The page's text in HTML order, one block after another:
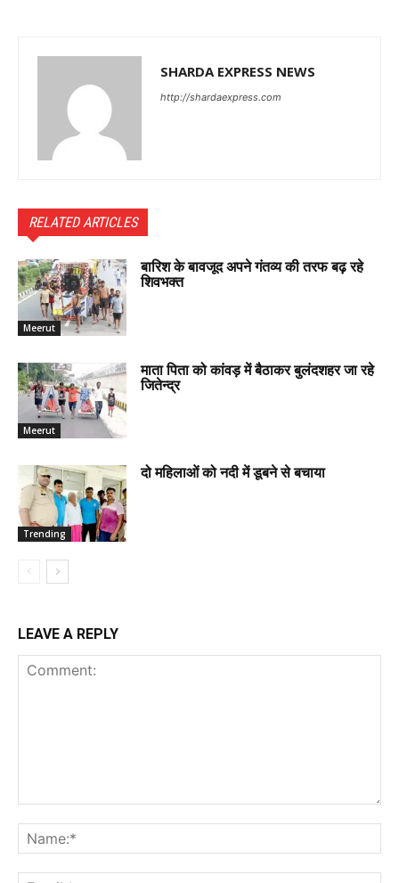
SHARDA EXPRESS NEWS
http://shardaexpress.com
RELATED ARTICLES
Meerut
बारिश के बावजूद अपने गंतव्य की तरफ बढ़ रहे
शिवभक्त
Meerut
माता पिता को कांवड़ में बैठाकर बुलंदशहर जा रहे
जितेन्द्र
Trending
दो महिलाओं को नदी में डूबने से बचाया
LEAVE A REPLY